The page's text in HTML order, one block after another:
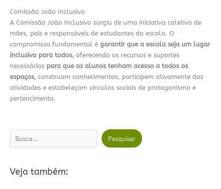
Comissão João Inclusivo
A Comissão João Inclusivo surgiu de uma iniciativa coletiva de
mães, pais e responsáveis de estudantes da escola. O
compromisso fundamental é garantir que a escola seja um lugar
inclusivo para todos, oferecendo os recursos e suportes
necessários para que os alunos tenham acesso a todos os
espaços, construam conhecimentos, participem ativamente das
atividades e estabeleçam vínculos sociais de protagonismo e
pertencimento.
Pesquisar Pesquisar
Veja também: